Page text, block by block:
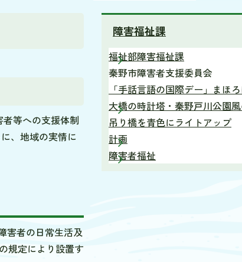
等への支援体制
、地域の実情に
害者の日常生活及
規定により設置す
障害福祉課
福祉部障害福祉課
秦野市障害者支援委員会
「手話言語の国際デー」まほ
大橋の時計塔・秦野戸川公園
吊り橋を青色にライトアップ
計画
障害者福祉